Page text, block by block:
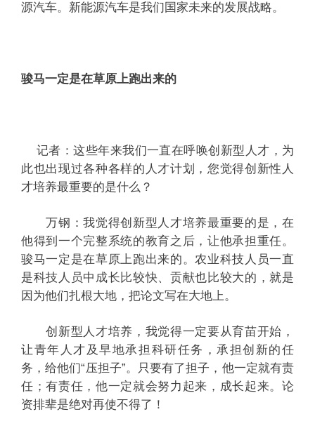
源汽车。新能源汽车是我们国家未来的发展战略。
骏马一定是在草原上跑出来的
记者：这些年来我们一直在呼唤创新型人才，为
此也出现过各种各样的人才计划，您觉得创新性人
才培养最重要的是什么？
万钢：我觉得创新型人才培养最重要的是，在
他得到一个完整系统的教育之后，让他承担重任。
骏马一定是在草原上跑出来的。农业科技人员一直
是科技人员中成长比较快、贡献也比较大的，就是
因为他们扎根大地，把论文写在大地上。
创新型人才培养，我觉得一定要从育苗开始，
让青年人才及早地承担科研任务，承担创新的任
务，给他们“压担子”。只要有了担子，他一定就有责
任；有责任，他一定就会努力起来，成长起来。论
资排辈是绝对再使不得了！